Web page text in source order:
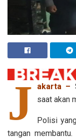
J akarta –
saat akan
Polisi
tangan